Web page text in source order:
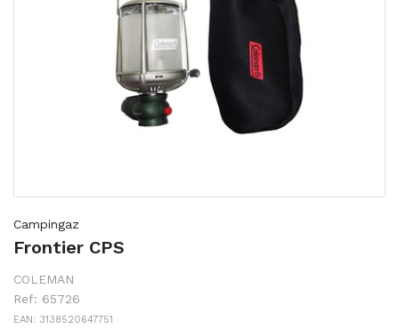
Campingaz
Frontier CPS
COLEMAN
Ref: 65726
EAN: 3138520647751